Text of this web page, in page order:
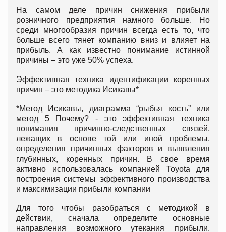
На самом деле причин снижения прибыли
розничного предприятия намного больше. Но
среди многообразия причин всегда есть то, что
больше всего тянет компанию вниз и влияет на
прибыль. А как известно понимание истинной
причины – это уже 50% успеха.
Эффективная техника идентификации коренных
причин – это методика Исикавы*
*Метод Исикавы, диаграмма “рыбья кость” или
метод 5 Почему? - это эффективная техника
понимания причинно-следственных связей,
лежащих в основе той или иной проблемы,
определения причинных факторов и выявления
глубинных, коренных причин. В свое время
активно использовалась компанией Toyota для
построения системы эффективного производства
и максимизации прибыли компании
Для того чтобы разобраться с методикой в
действии, сначала определите основные
направления возможного утекания прибыли.